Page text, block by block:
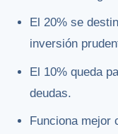
El 20% se
inversión
El 10% queda
deudas.
Funciona mejor